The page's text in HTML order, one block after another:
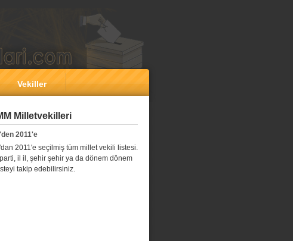
Vekiller
Milletvekilleri
2011'e
2011'e seçilmiş tüm millet vekili listesi.
il il, şehir şehir ya da dönem dönem
takip edebilirsiniz.